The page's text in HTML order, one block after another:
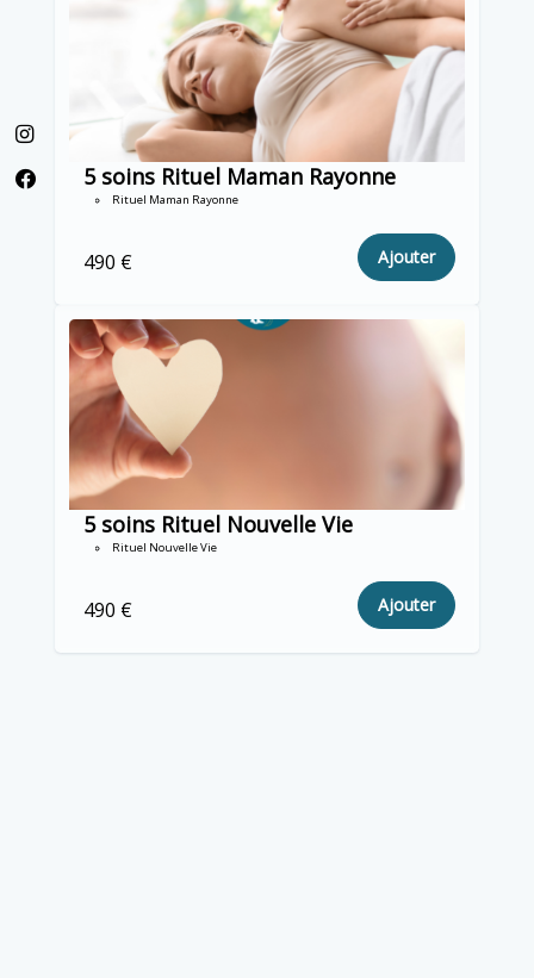
5 soins Rituel Maman Rayonne
Rituel Maman Rayonne
490 € Ajouter
5 soins Rituel Nouvelle Vie
Rituel Nouvelle Vie
490 € Ajouter